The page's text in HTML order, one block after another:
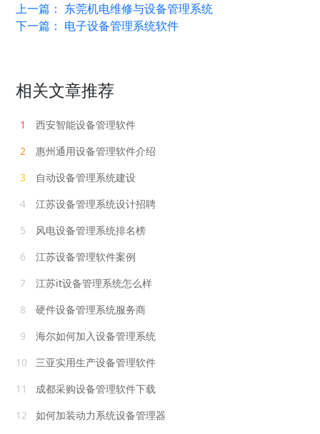
上一篇：东莞机电维修与设备管理系统
下一篇： 电子设备管理系统软件
相关文章推荐
1
西安智能设备管理软件
2
惠州通用设备管理软件介绍
3
自动设备管理系统建设
4
江苏设备管理系统设计招聘
5
风电设备管理系统排名榜
6
江苏设备管理软件案例
7
江苏it设备管理系统怎么样
8
硬件设备管理系统服务商
9
海尔如何加入设备管理系统
10
三亚实用生产设备管理软件
11
成都采购设备管理软件下载
12
如何加装动力系统设备管理器